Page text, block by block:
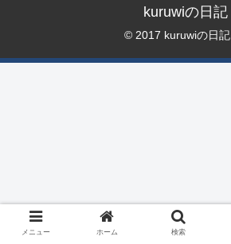
kuruwiの日記
© 2017 kuruwiの日記.
メニュー ホーム 検索